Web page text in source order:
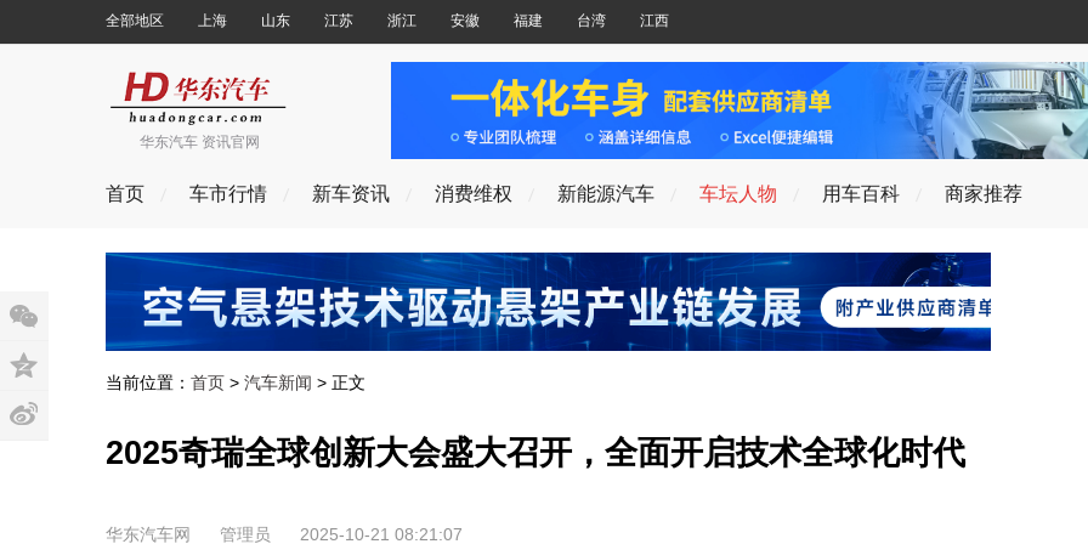
全部地区 上海 山东 江苏 浙江 安徽 福建 台湾 江西
华东汽车 资讯官网
首页 车市行情 新车资讯 消费维权 新能源汽车 车坛人物 用车百科 商家推荐
当前位置： 首页 > 汽车新闻 > 正文
2025奇瑞全球创新大会盛大召开，全面开启技术全球化时代
华东汽车网 管理员 2025-10-21 08:21:07